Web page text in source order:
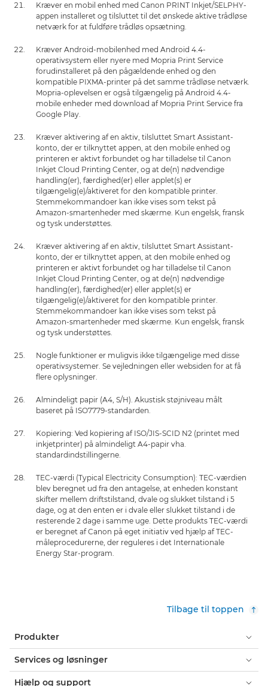
Kræver en mobil enhed med Canon PRINT Inkjet/SELPHY-
appen installeret og tilsluttet til det ønskede aktive trådløse
netværk for at fuldføre trådløs opsætning.
Kræver Android-mobilenhed med Android 4.4-
operativsystem eller nyere med Mopria Print Service
forudinstalleret på den pågældende enhed og den
kompatible PIXMA-printer på det samme trådløse netværk.
Mopria-oplevelsen er også tilgængelig på Android 4.4-
mobile enheder med download af Mopria Print Service fra
Google Play.
Kræver aktivering af en aktiv, tilsluttet Smart Assistant-
konto, der er tilknyttet appen, at den mobile enhed og
printeren er aktivt forbundet og har tilladelse til Canon
Inkjet Cloud Printing Center, og at de(n) nødvendige
handling(er), færdighed(er) eller applet(s) er
tilgængelig(e)/aktiveret for den kompatible printer.
Stemmekommandoer kan ikke vises som tekst på
Amazon-smartenheder med skærme. Kun engelsk, fransk
og tysk understøttes.
Kræver aktivering af en aktiv, tilsluttet Smart Assistant-
konto, der er tilknyttet appen, at den mobile enhed og
printeren er aktivt forbundet og har tilladelse til Canon
Inkjet Cloud Printing Center, og at de(n) nødvendige
handling(er), færdighed(er) eller applet(s) er
tilgængelig(e)/aktiveret for den kompatible printer.
Stemmekommandoer kan ikke vises som tekst på
Amazon-smartenheder med skærme. Kun engelsk, fransk
og tysk understøttes.
Nogle funktioner er muligvis ikke tilgængelige med disse
operativsystemer. Se vejledningen eller websiden for at få
flere oplysninger.
Almindeligt papir (A4, S/H). Akustisk støjniveau målt
baseret på ISO7779-standarden.
Kopiering: Ved kopiering af ISO/JIS-SCID N2 (printet med
inkjetprinter) på almindeligt A4-papir vha.
standardindstillingerne.
TEC-værdi (Typical Electricity Consumption): TEC-værdien
blev beregnet ud fra den antagelse, at enheden konstant
skifter mellem driftstilstand, dvale og slukket tilstand i 5
dage, og at den enten er i dvale eller slukket tilstand i de
resterende 2 dage i samme uge. Dette produkts TEC-værdi
er beregnet af Canon på eget initiativ ved hjælp af TEC-
måleprocedurerne, der reguleres i det Internationale
Energy Star-program.
Tilbage til toppen
Produkter
Services og løsninger
Hjælp og support